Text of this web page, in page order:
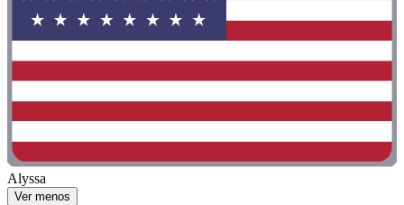
Alyssa
Ver menos